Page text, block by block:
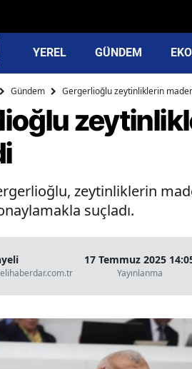
YEREL GÜNDEM
Gündem Gergerlioğlu zeytinliklerin
zeytinliklerin
suçladı.
17 Temmuz 2025
Yayınlanma